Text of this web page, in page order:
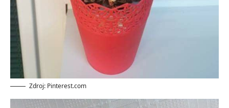
Zdroj: Pinterest.com